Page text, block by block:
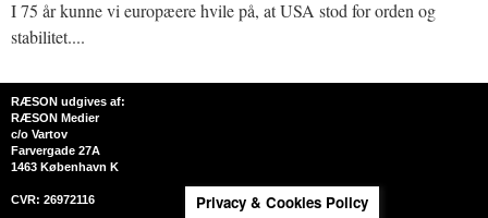
I 75 år kunne vi europæere hvile på, at USA stod for orden og
stabilitet....
RÆSON udgives af:
RÆSON Medier
c/o Vartov
Farvergade 27A
1463 København K
CVR: 26972116 Privacy & Cookies Policy